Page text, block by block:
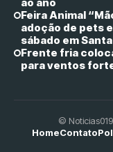
Feira Animal
adoção de pets
sábado em
Frente fria
para ventos
©
HomeContato